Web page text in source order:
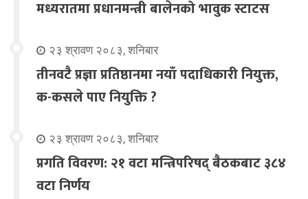
मध्यरातमा प्रधानमन्त्री बालेनको भावुक स्टाटस
२३ श्रावण २०८३, शनिबार
तीनवटै प्रज्ञा प्रतिष्ठानमा नयाँ पदाधिकारी नियुक्त,
क-कसले पाए नियुक्ति ?
२३ श्रावण २०८३, शनिबार
प्रगति विवरण: २१ वटा मन्त्रिपरिषद् बैठकबाट ३८४
वटा निर्णय